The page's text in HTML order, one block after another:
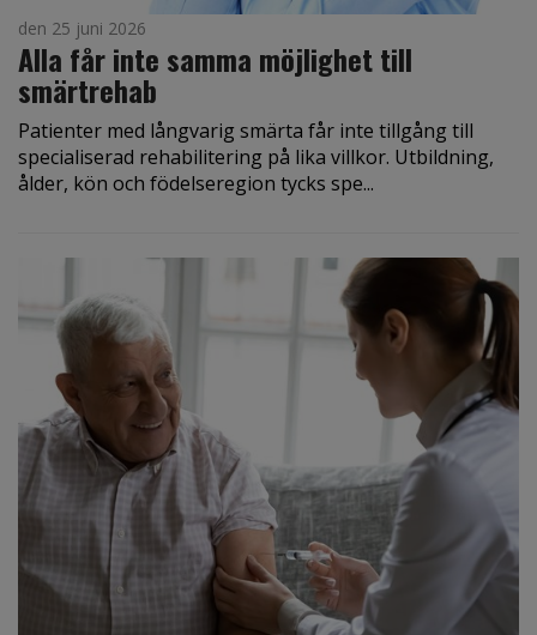
den 25 juni 2026
Alla får inte samma möjlighet till
smärtrehab
Patienter med långvarig smärta får inte tillgång till
specialiserad rehabilitering på lika villkor. Utbildning,
ålder, kön och födelseregion tycks spe...